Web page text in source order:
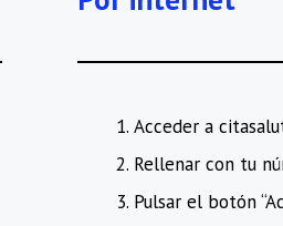
Acceder a
Rellenar con tu
Pulsar el botón